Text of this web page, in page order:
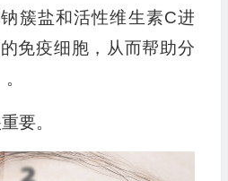
钠簇盐和活性维生素C进
免疫细胞，从而帮助分
要。